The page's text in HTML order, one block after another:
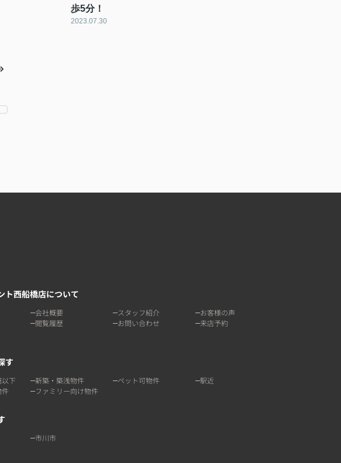
歩5分！
2023.07.30
ト西船橋店について
会社概要 スタッフ紹介
お客様の声
閲覧履歴 お問い合わせ
来店予約
す
下 新築・築浅物件 ペット可物件
駅近
件
ファミリー向け物件
市川市